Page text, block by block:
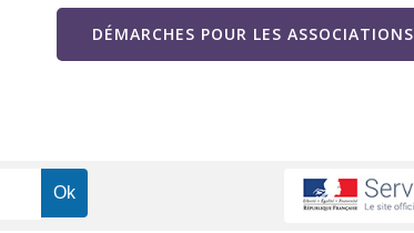
DÉMARCHES POUR LES ASSOCIATIONS